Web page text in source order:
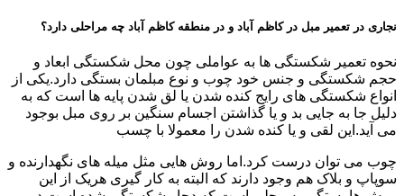
نجاری در تعمیر مبل در کاظم آباد و در منطقه کاظم آباد چه مراحلی دارد؟
نحوه تعمیر شکستگی ها به عواملی چون محل شکستگی ابعاد و
حجم شکستگی و جنس خود چوب و نوع مبلمان بستگی دارد.یکی از
انواع شکستگی های رایج کنده شدن یا لق شدن پایه ها است که به
دلیل جا به جایی بد و یا گذاشتن اجسام سنگین بر روی مبل بوجود
می آید.این لقی و یا کنده شدن را معمولا با چسب
چوب می توان درست کرد.اما روش هایی مثل میله های نگهدارنده و
سوپاپ و بلاک هم وجود دارند که البته به کار گیری هریک از این